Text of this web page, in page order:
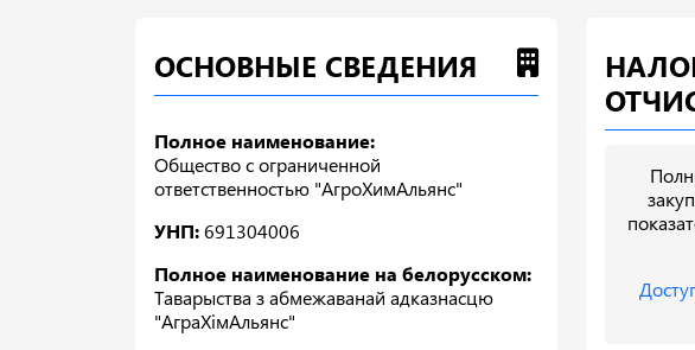
ОСНОВНЫЕ СВЕДЕНИЯ
Полное наименование:
Общество с ограниченной
ответственностью "АгроХимАльянс"
УНП:691304006
Полное наименование на белорусском:
Таварыства з абмежаванай адказнасцю
"АграХімАльянс"